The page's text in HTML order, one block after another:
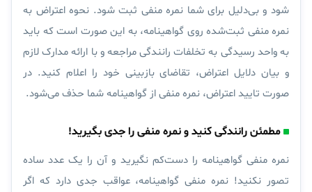
شود و بی‌دلیل برای شما نمره منفی ثبت شود. نحوه اعتراض به
نمره منفی ثبت‌شده روی گواهینامه، به این صورت است که باید
به واحد رسیدگی به تخلفات رانندگی مراجعه و با ارائه مدارک لازم
و بیان دلایل اعتراض، تقاضای بازبینی خود را اعلام کنید. در
صورت تایید اعتراض، نمره منفی از گواهینامه شما حذف می‌شود.
مطمئن رانندگی کنید و نمره منفی را جدی بگیرید!
نمره منفی گواهینامه را دست‌کم نگیرید و آن را یک عدد ساده
تصور نکنید! نمره منفی گواهینامه، عواقب جدی دارد که اگر